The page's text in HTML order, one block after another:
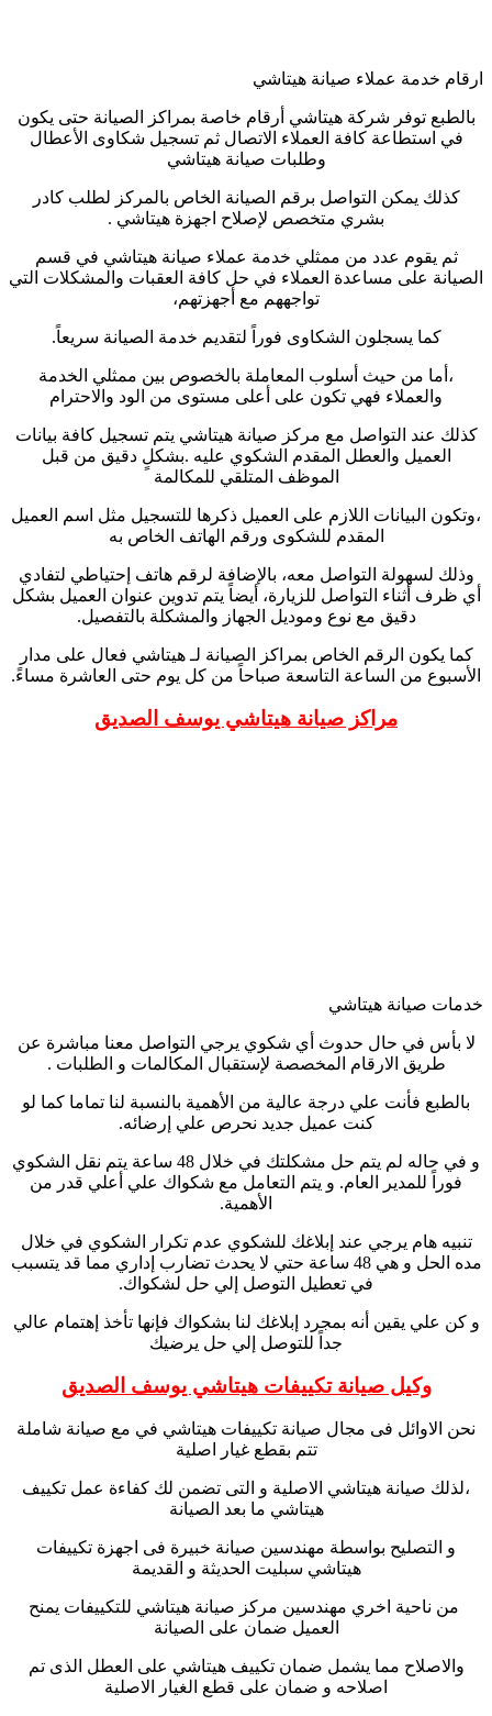
ارقام خدمة عملاء صيانة هيتاشي
بالطبع توفر شركة هيتاشي أرقام خاصة بمراكز الصيانة حتى يكون
في استطاعة كافة العملاء الاتصال ثم تسجيل شكاوى الأعطال
وطلبات صيانة هيتاشي
كذلك يمكن التواصل برقم الصيانة الخاص بالمركز لطلب كادر
بشري متخصص لإصلاح اجهزة هيتاشي .
ثم يقوم عدد من ممثلي خدمة عملاء صيانة هيتاشي في قسم
الصيانة على مساعدة العملاء في حل كافة العقبات والمشكلات التي
تواجههم مع أجهزتهم،
كما يسجلون الشكاوى فوراً لتقديم خدمة الصيانة سريعاً.
،أما من حيث أسلوب المعاملة بالخصوص بين ممثلي الخدمة
والعملاء فهي تكون على أعلى مستوى من الود والاحترام
كذلك عند التواصل مع مركز صيانة هيتاشي يتم تسجيل كافة بيانات
العميل والعطل المقدم الشكوي عليه .بشكلٍ دقيق من قبل
الموظف المتلقي للمكالمة
،وتكون البيانات اللازم على العميل ذكرها للتسجيل مثل اسم العميل
المقدم للشكوى ورقم الهاتف الخاص به
وذلك لسهولة التواصل معه، بالإضافة لرقم هاتف إحتياطي لتفادي
أي ظرف أثناء التواصل للزيارة، أيضاً يتم تدوين عنوان العميل بشكل
دقيق مع نوع وموديل الجهاز والمشكلة بالتفصيل.
كما يكون الرقم الخاص بمراكز الصيانة لـ هيتاشي فعال على مدار
الأسبوع من الساعة التاسعة صباحاً من كل يوم حتى العاشرة مساءً.
مراكز صيانة هيتاشي يوسف الصديق
خدمات صيانة هيتاشي
لا بأس في حال حدوث أي شكوي يرجي التواصل معنا مباشرة عن
طريق الارقام المخصصة لإستقبال المكالمات و الطلبات .
بالطبع فأنت علي درجة عالية من الأهمية بالنسبة لنا تماما كما لو
كنت عميل جديد نحرص علي إرضائه.
و في حاله لم يتم حل مشكلتك في خلال 48 ساعة يتم نقل الشكوي
فوراً للمدير العام. و يتم التعامل مع شكواك علي أعلي قدر من
الأهمية.
تنبيه هام يرجي عند إبلاغك للشكوي عدم تكرار الشكوي في خلال
مده الحل و هي 48 ساعة حتي لا يحدث تضارب إداري مما قد يتسبب
في تعطيل التوصل إلي حل لشكواك.
و كن علي يقين أنه بمجرد إبلاغك لنا بشكواك فإنها تأخذ إهتمام عالي
جداً للتوصل إلي حل يرضيك
وكيل صيانة تكييفات هيتاشي يوسف الصديق
نحن الاوائل فى مجال صيانة تكييفات هيتاشي في مع صيانة شاملة
تتم بقطع غيار اصلية
،لذلك صيانة هيتاشي الاصلية و التى تضمن لك كفاءة عمل تكييف
هيتاشي ما بعد الصيانة
و التصليح بواسطة مهندسين صيانة خبيرة فى اجهزة تكييفات
هيتاشي سبليت الحديثة و القديمة
من ناحية اخري مهندسين مركز صيانة هيتاشي للتكييفات يمنح
العميل ضمان على الصيانة
والاصلاح مما يشمل ضمان تكييف هيتاشي على العطل الذى تم
اصلاحه و ضمان على قطع الغيار الاصلية